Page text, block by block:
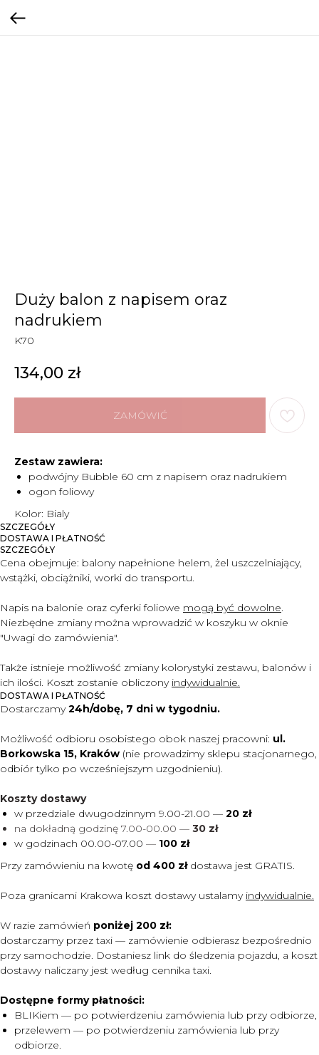
Duży balon z napisem oraz
nadrukiem
K70
134,00 zł
ZAMÓWIĆ
Zestaw zawiera:
podwójny Bubble 60 cm z napisem oraz nadrukiem
ogon foliowy
Kolor: Bialy
SZCZEGÓŁY
DOSTAWA I PŁATNOŚĆ
SZCZEGÓŁY
Cena obejmuje: balony napełnione helem, żel uszczelniający,
wstążki, obciążniki, worki do transportu.
Napis na balonie oraz cyferki foliowe mogą być dowolne.
Niezbędne zmiany można wprowadzić w koszyku w oknie
"Uwagi do zamówienia".
Także istnieje możliwość zmiany kolorystyki zestawu, balonów i
ich ilości. Koszt zostanie obliczony indywidualnie.
DOSTAWA I PŁATNOŚĆ
Dostarczamy24h/dobę, 7 dni w tygodniu.
Możliwość odbioru osobistego obok naszej pracowni: ul.
Borkowska 15, Kraków (nie prowadzimy sklepu stacjonarnego,
odbiór tylko po wcześniejszym uzgodnieniu).
Koszty dostawy
w przedziale dwugodzinnym 9.00-21.00 — 20 zł
na dokładną godzinę 7.00-00.00 — 30 zł
w godzinach 00.00-07.00 — 100 zł
Przy zamówieniu na kwotę od 400 zł dostawa jest GRATIS.
Poza granicami Krakowa koszt dostawy ustalamy indywidualnie.
W razie zamówień poniżej 200 zł:
dostarczamy przez taxi — zamówienie odbierasz bezpośrednio
przy samochodzie. Dostaniesz link do śledzenia pojazdu, a koszt
dostawy naliczany jest według cennika taxi.
Dostępne formy płatności:
BLIKiem — po potwierdzeniu zamówienia lub przy odbiorze,
przelewem — po potwierdzeniu zamówienia lub przy
odbiorze.
CENNIK
DOSTAWA I PŁATNOŚĆ
MENU